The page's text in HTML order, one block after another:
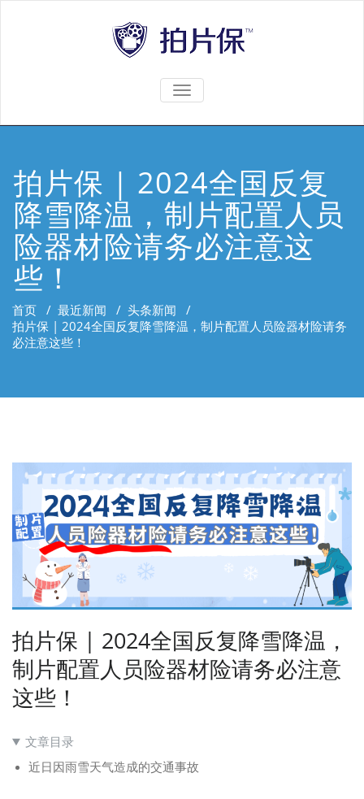
TOGGLE
拍片保 | 2024全国反复
降雪降温，制片配置人员
险器材险请务必注意这
些！
首页 / 最近新闻 / 头条新闻 /
拍片保 | 2024全国反复降雪降温，制片配置人员险器材险请务
必注意这些！
拍片保 | 2024全国反复降雪降温，
制片配置人员险器材险请务必注意
这些！
文章目录
近日因雨雪天气造成的交通事故